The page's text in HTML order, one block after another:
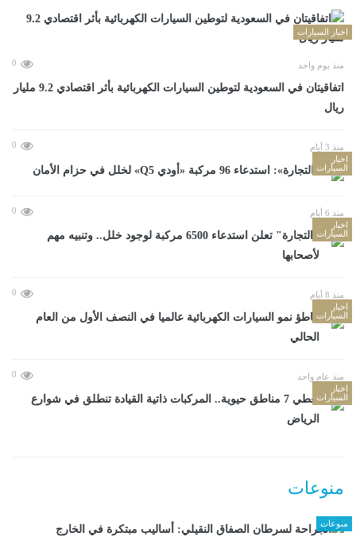
اخبار السيارات
منذ يوم واحد 0
اتفاقيتان في السعودية لتوطين السيارات الكهربائية بأثر اقتصادي 9.2 مليار
ريال
منذ 3 أيام
0
اخبار
السيارات«التجارة»: استدعاء 96 مركبة «أودي Q5» لخلل في حزام الأمان
منذ 6 أيام
0
اخبار
السيارات
"التجارة" تعلن استدعاء 6500 مركبة لوجود خلل.. وتنبيه مهم
لأصحابها
منذ 8 أيام
0
اخبار
السياراتتباطؤ نمو السيارات الكهربائية عالميا في النصف الأول من العام
الحالي
منذ عام واحد
0
اخبار
السيارات
تغطي 7 مناطق حيوية.. المركبات ذاتية القيادة تنطلق في شوارع
الرياض
منوعات
منوعات